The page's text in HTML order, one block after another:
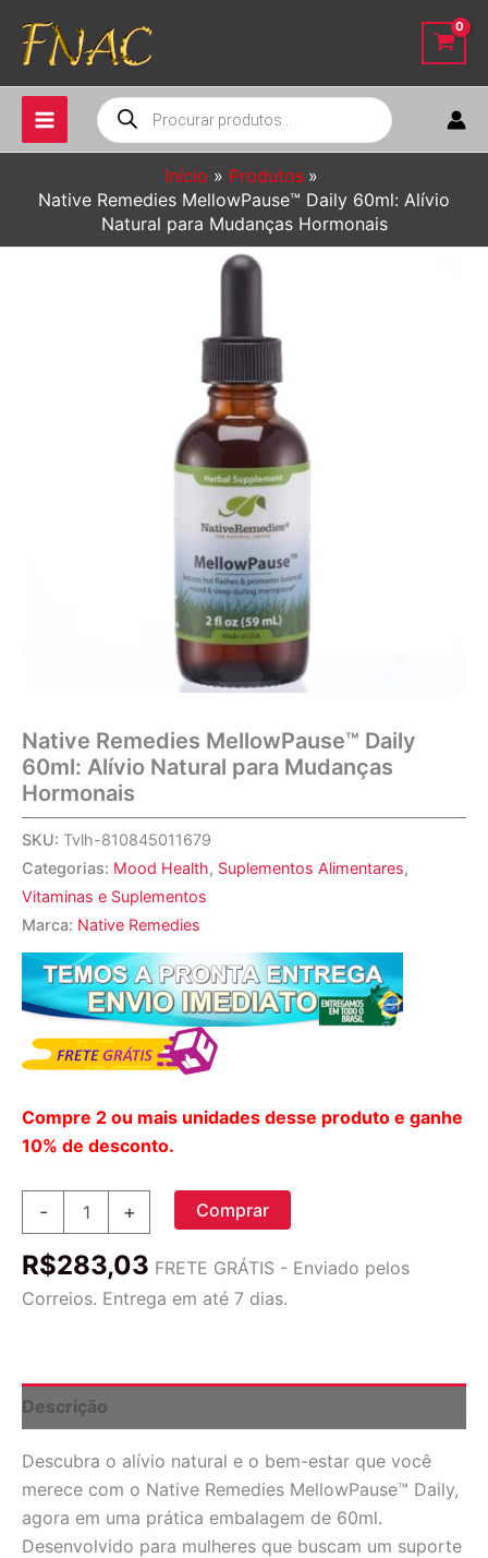
para
conteúdo
Pesquisar
produtos
Início
Produtos
Native Remedies MellowPause™ Daily 60ml: Alívio
Natural para Mudanças Hormonais
Native Remedies MellowPause™ Daily
60ml: Alívio Natural para Mudanças
Hormonais
SKU: Tvlh-810845011679
Categorias: Mood Health, Suplementos Alimentares,
Vitaminas e Suplementos
Marca: Native Remedies
Compre 2 ou mais unidades desse produto e ganhe
10% de desconto.
-
Remedies
Daily
Alívio
Hormonais
quantidade
+ Comprar
R$283,03 FRETE GRÁTIS - Enviado pelos
Correios. Entrega em até 7 dias.
Descrição
Descubra o alívio natural e o bem-estar que você
merece com o Native Remedies MellowPause™ Daily,
agora em uma prática embalagem de 60ml.
Desenvolvido para mulheres que buscam um suporte